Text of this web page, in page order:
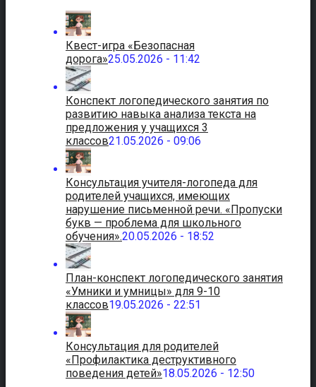
Квест-игра «Безопасная
дорога»25.05.2026 - 11:42
Конспект логопедического занятия по
развитию навыка анализа текста на
предложения у учащихся 3
классов21.05.2026 - 09:06
Консультация учителя-логопеда для
родителей учащихся, имеющих
нарушение письменной речи. «Пропуски
букв — проблема для школьного
обучения».20.05.2026 - 18:52
План-конспект логопедического занятия
«Умники и умницы» для 9-10
классов19.05.2026 - 22:51
Консультация для родителей
«Профилактика деструктивного
поведения детей»18.05.2026 - 12:50